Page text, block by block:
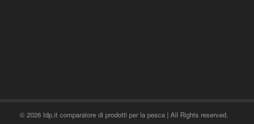
© 2026 Idp.it comparatore di prodotti per la pesca | All Rights reserved.